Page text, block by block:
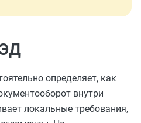
определяет, как
внутри
локальные требования,